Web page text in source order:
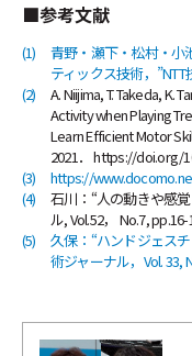
■参考文献
(1)
青野・瀬下・松村・小
ティックス技術，”NTT
(2)
A. Niijima, T. Takeda, K.
Activity when Playing
Learn Efficient Motor
2021． https://doi.org/
(3)
https://
(4)
石川：“人の動きや感
ル, Vol.52， No.7, pp.16-
(5)
久保：“ハンドジェス
術ジャーナル，Vol. 33,